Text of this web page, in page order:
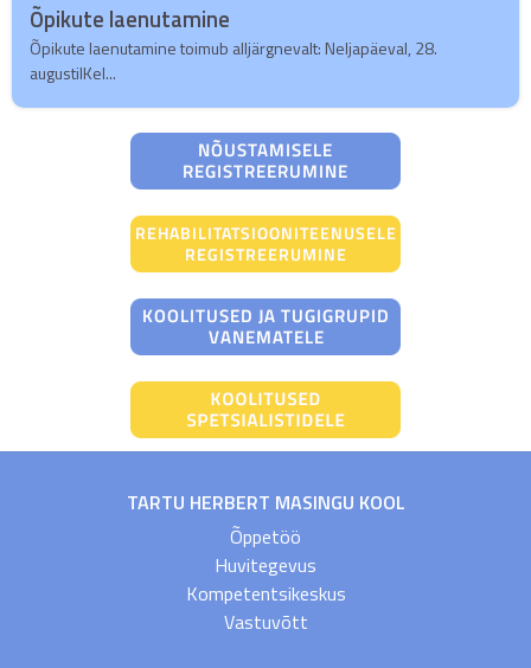
Õpikute laenutamine
Õpikute laenutamine toimub alljärgnevalt: Neljapäeval, 28.
augustilKel...
TARTU HERBERT MASINGU KOOL
Õppetöö
Huvitegevus
Kompetentsikeskus
Vastuvõtt